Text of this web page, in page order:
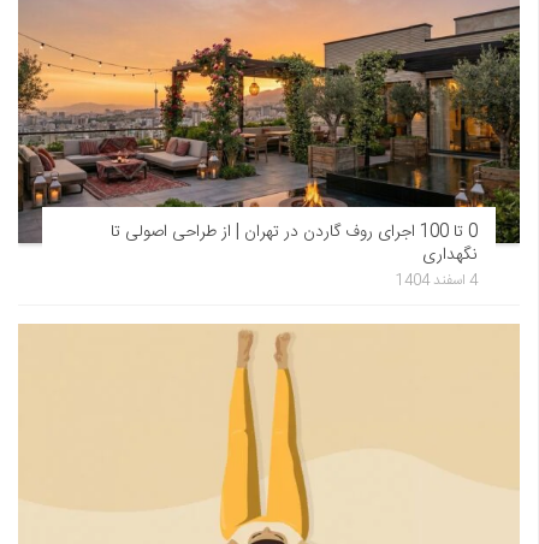
0 تا 100 اجرای روف گاردن در تهران | از طراحی اصولی تا
نگهداری
4 اسفند 1404